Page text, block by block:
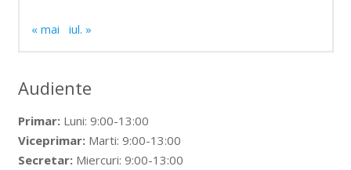
« mai iul. »
Audiente
Primar:Luni: 9:00-13:00
Viceprimar:Marti: 9:00-13:00
Secretar:Miercuri: 9:00-13:00